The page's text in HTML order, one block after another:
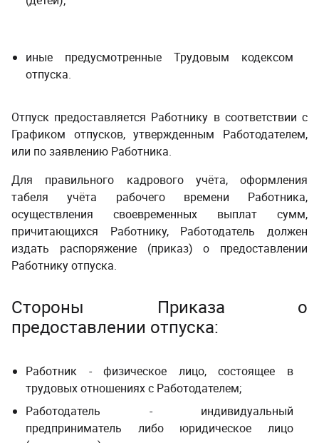
иные предусмотренные Трудовым кодексом
отпуска.
Отпуск предоставляется Работнику в соответствии с
Графиком отпусков, утвержденным Работодателем,
или по заявлению Работника.
Для правильного кадрового учёта, оформления
табеля учёта рабочего времени Работника,
осуществления своевременных выплат сумм,
причитающихся Работнику, Работодатель должен
издать распоряжение (приказ) о предоставлении
Работнику отпуска.
Стороны Приказа о
предоставлении отпуска:
Работник - физическое лицо, состоящее в
трудовых отношениях с Работодателем;
Работодатель - индивидуальный
предприниматель либо юридическое лицо